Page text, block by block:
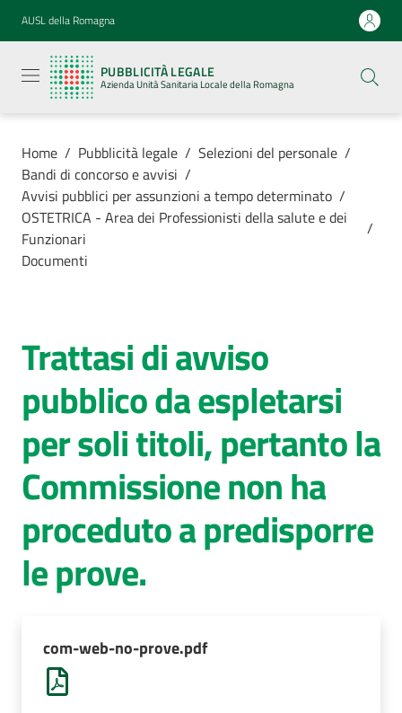
Vai al contenuto
Vai alla navigazione
Vai al footer
AUSL della Romagna
PUBBLICITÀ LEGALE
Azienda Unità Sanitaria Locale della Romagna
legale
Azienda
Unità
Locale della
Azienda
Luoghi di
cura
Comunica
Home / Pubblicità legale / Selezioni del personale /
Bandi di concorso e avvisi /
Avvisi pubblici per assunzioni a tempo determinato /
OSTETRICA - Area dei Professionisti della salute e dei
Funzionari
/
Documenti
Trattasi di avviso
pubblico da espletarsi
per soli titoli, pertanto la
Commissione non ha
proceduto a predisporre
le prove.
com-web-no-prove.pdf